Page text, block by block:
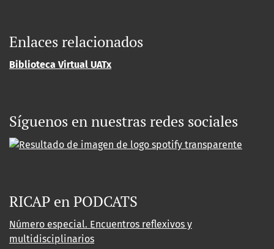
Enlaces relacionados
Biblioteca Virtual UATx
Síguenos en nuestras redes sociales
RICAP en PODCATS
Número especial. Encuentros reflexivos y
multidisciplinarios